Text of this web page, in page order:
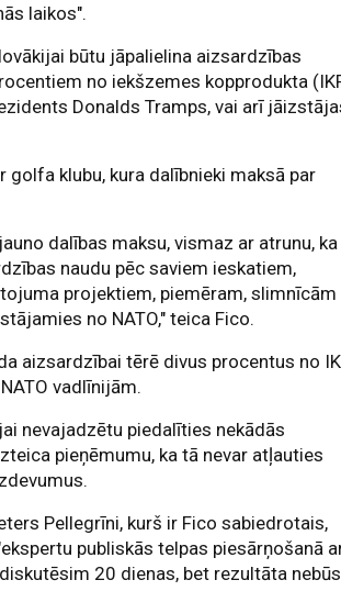
laikos".
būtu jāpalielina aizsardzības
no iekšzemes kopprodukta
Donalds Tramps, vai arī
golfa klubu, kura dalībnieki maksā par
dalības maksu, vismaz ar atrunu, ka
naudu pēc saviem ieskatiem,
projektiem, piemēram, slimnīcām
no NATO," teica Fico.
aizsardzībai tērē divus procentus no
vadlīnijām.
nevajadzētu piedalīties nekādās
pieņēmumu, ka tā nevar atļauties
Pellegrīni, kurš ir Fico sabiedrotais,
publiskās telpas piesārņošanā
20 dienas, bet rezultāta